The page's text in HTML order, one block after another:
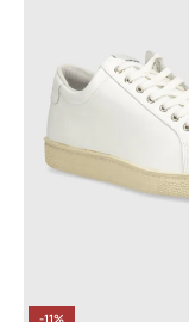
-11%